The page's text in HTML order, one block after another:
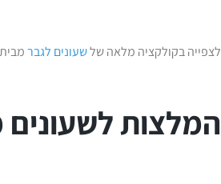
לצפייה בקולקציה מלאה שלשעונים לגברמבית
המלצות לשעונים